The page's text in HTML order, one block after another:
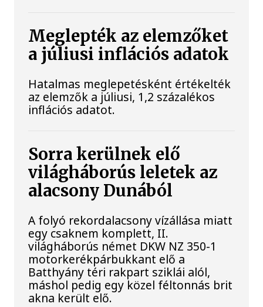
Meglepték az elemzőket
a júliusi inflációs adatok
Hatalmas meglepetésként értékelték
az elemzők a júliusi, 1,2 százalékos
inflációs adatot.
Sorra kerülnek elő
világháborús leletek az
alacsony Dunából
A folyó rekordalacsony vízállása miatt
egy csaknem komplett, II.
világháborús német DKW NZ 350-1
motorkerékpárbukkant elő a
Batthyány téri rakpart sziklái alól,
máshol pedig egy közel féltonnás brit
akna került elő.